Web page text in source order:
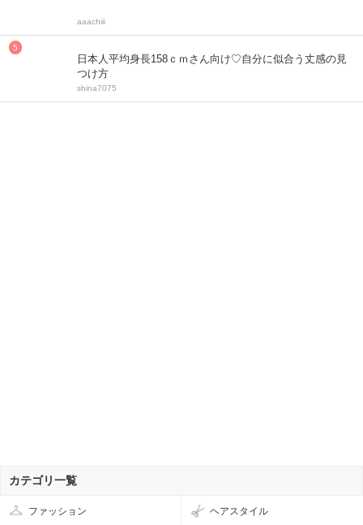
aaachiii
日本人平均身長158ｃｍさん向け♡自分に似合う丈感の見
つけ方
shina7075
カテゴリ一覧
ファッション ヘアスタイル